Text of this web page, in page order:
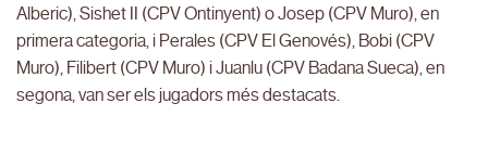
Alberic), Sishet II (CPV Ontinyent) o Josep (CPV Muro), en
primera categoria, i Perales (CPV El Genovés), Bobi (CPV
Muro), Filibert (CPV Muro) i Juanlu (CPV Badana Sueca), en
segona, van ser els jugadors més destacats.